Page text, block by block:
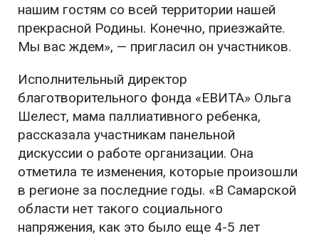
нашим гостям со всей территории нашей
прекрасной Родины. Конечно, приезжайте.
Мы вас ждем», — пригласил он участников.
Исполнительный директор
благотворительного фонда «ЕВИТА» Ольга
Шелест, мама паллиативного ребенка,
рассказала участникам панельной
дискуссии о работе организации. Она
отметила те изменения, которые произошли
в регионе за последние годы. «В Самарской
области нет такого социального
напряжения, как это было еще 4-5 лет